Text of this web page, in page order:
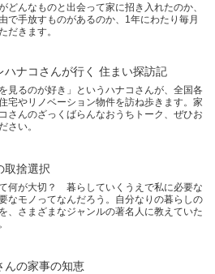
どんなものと出会って家に招き入れたのか、
で手放すものがあるのか、1年にわたり毎月
だきます。
ハナコさんが行く 住まい探訪記
を見るのが好き」というハナコさんが、全国各
宅やリノベーション物件を訪ね歩きます。家
さんのざっくばらんなおうちトーク、ぜひお
さい。
取捨選択
何が大切？ 暮らしていくうえで私に必要な
なモノってなんだろう。自分なりの暮らしの
、さまざまなジャンルの著名人に教えていた
んの家事の知恵